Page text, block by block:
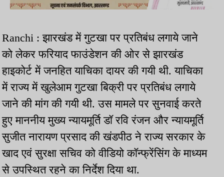
Ranchi : झारखंड में गुटखा पर प्रतिबंध लगाये जाने
को लेकर फरियाद फाउंडेशन की ओर से झारखंड
हाइकोर्ट में जनहित याचिका दायर की गयी थी. याचिका
में राज्य में खुलेआम गुटखा बिक्री पर प्रतिबंध लगाये
जाने की मांग की गयी थी. उस मामले पर सुनवाई करते
हुए माननीय मुख्य न्यायमूर्ति डॉ रवि रंजन और न्यायमूर्ति
सुजीत नारायण प्रसाद की खंडपीठ ने राज्य सरकार के
खाद एवं सुरक्षा सचिव को वीडियो कॉन्फ्रेंसिंग के माध्यम
से उपस्थित रहने का निर्देश दिया था.